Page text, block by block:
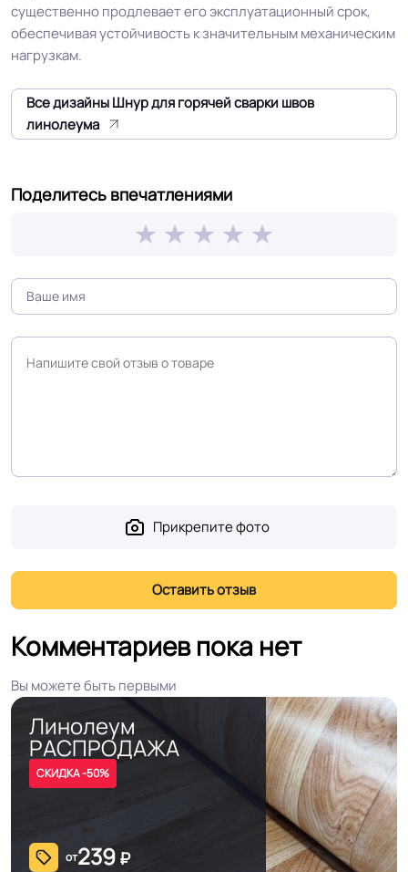
существенно продлевает его эксплуатационный срок,
обеспечивая устойчивость к значительным механическим
нагрузкам.
Все дизайны Шнур для горячей сварки швов
линолеума
Комментариев пока нет
Вы можете быть первыми
Поделитесь впечатлениями
Прикрепите фото
Линолеум
РАСПРОДАЖА
СКИДКА -50%
от239 ₽